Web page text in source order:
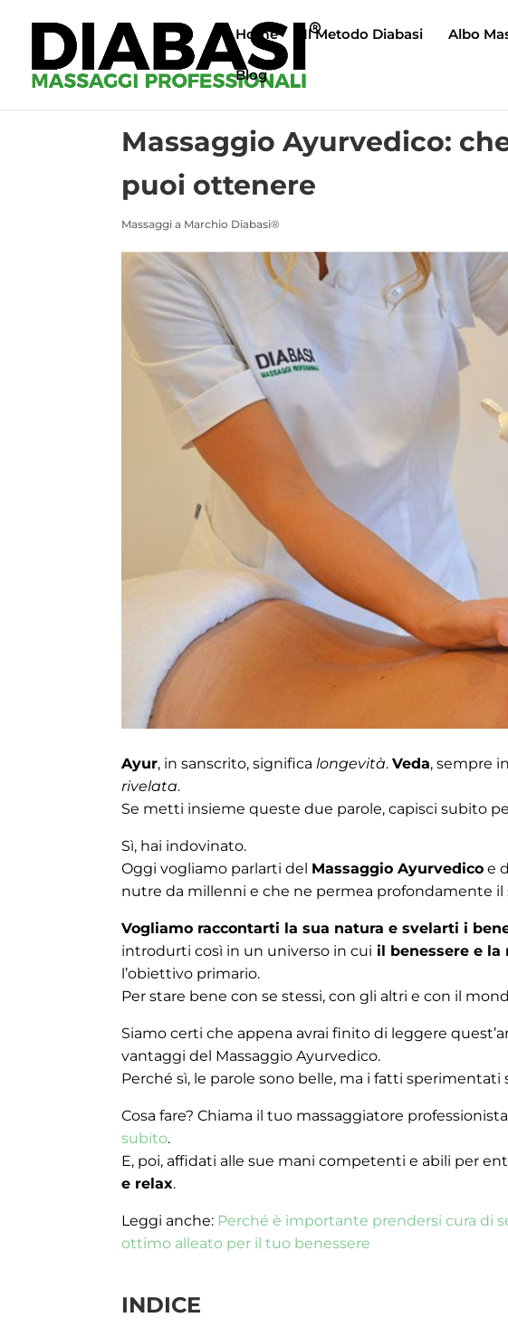
Home Il Metodo Diabasi Albo
Blog
Massaggio Ayurvedico:
puoi ottenere
Massaggi a Marchio Diabasi®
Ayur, in sanscrito, significalongevità.Veda, sempre
rivelata.
Se metti insieme queste due parole, capisci subito
Sì, hai indovinato.
Oggi vogliamo parlarti del Massaggio Ayurvedico e
nutre da millenni e che ne permea profondamente il
Vogliamo raccontarti la sua natura e svelarti i
introdurti così in un universo in cui il benessere e
l’obiettivo primario.
Per stare bene con se stessi, con gli altri e con il
Siamo certi che appena avrai finito di leggere
vantaggi del Massaggio Ayurvedico.
Perché sì, le parole sono belle, ma i fatti
Cosa fare? Chiama il tuo massaggiatore
subito.
E, poi, affidati alle sue mani competenti e abili per
e relax.
Leggi anche: Perché è importante prendersi cura di
ottimo alleato per il tuo benessere
INDICE